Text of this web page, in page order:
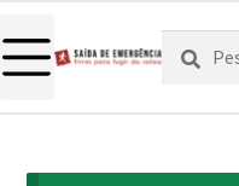
Pesquisar
por:
Pesquisa